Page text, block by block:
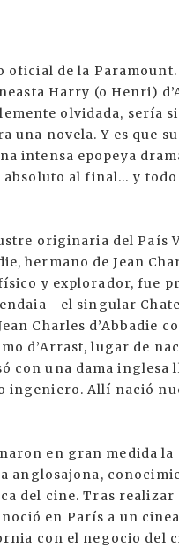
oficial de la
Harry (o Henri)
olvidada, sería
una novela. Y es que
intensa epopeya
al final… y
originaria del País
hermano de Jean
y explorador, fue
–el singular
Charles d’Abbadie
d’Arrast, lugar de
con una dama
ingeniero. Allí nació
en gran medida
del cine. Tras
en París a un
con el negocio del